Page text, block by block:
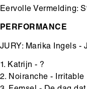
Eervolle Vermelding:
PERFORMANCE
JURY: Marika Ingels -
1. Katrijn - ?
2. Noiranche - Irritable